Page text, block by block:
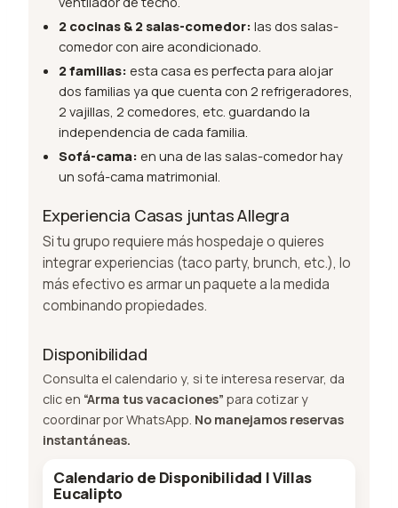
2 cocinas & 2 salas-comedor: las dos salas-
comedor con aire acondicionado.
2 familias: esta casa es perfecta para alojar
dos familias ya que cuenta con 2 refrigeradores,
2 vajillas, 2 comedores, etc. guardando la
independencia de cada familia.
Sofá-cama: en una de las salas-comedor hay
un sofá-cama matrimonial.
Experiencia Casas juntas Allegra
Si tu grupo requiere más hospedaje o quieres
integrar experiencias (taco party, brunch, etc.), lo
más efectivo es armar un paquete a la medida
combinando propiedades.
Disponibilidad
Consulta el calendario y, si te interesa reservar, da
clic en “Arma tus vacaciones” para cotizar y
coordinar por WhatsApp. No manejamos reservas
instantáneas.
Calendario de Disponibilidad | Villas
Eucalipto